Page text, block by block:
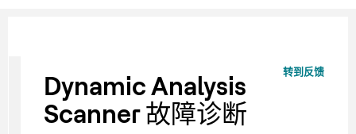
转到反馈
Dynamic Analysis
Scanner 故障诊断